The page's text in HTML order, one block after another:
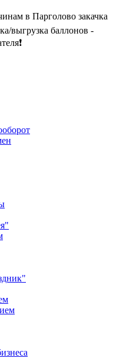
в Парголово закачка
выгрузка баллонов -